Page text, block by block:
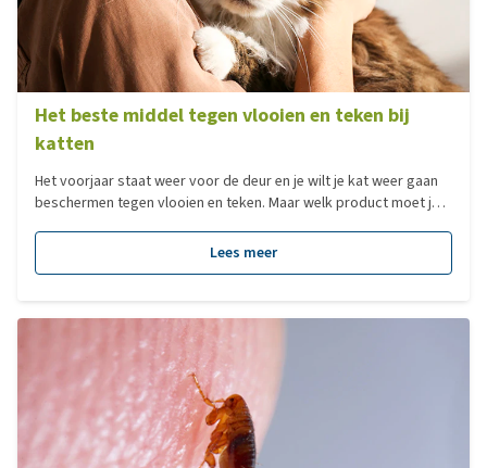
Het beste middel tegen vlooien en teken bij
katten
Het voorjaar staat weer voor de deur en je wilt je kat weer gaan
beschermen tegen vlooien en teken. Maar welk product moet je
tegenwoordig reuze. Wij gaan je helpen de keuze voor jouw kat
makkelijker te maken!
Lees meer